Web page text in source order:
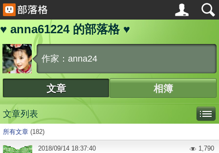
♥ anna61224 的部落格 ♥
作家：anna24
文章 相簿
文章列表
所有文章 (182)
2018/09/14 18:37:40 1,790